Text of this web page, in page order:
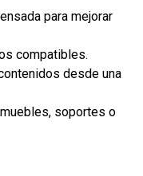
para mejorar
compatibles.
desde una
soportes o